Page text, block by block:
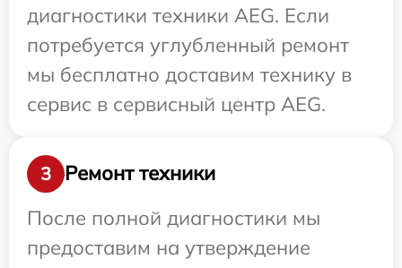
диагностики техники AEG. Если
потребуется углубленный ремонт
мы бесплатно доставим технику в
сервис в сервисный центр AEG.
3
Ремонт техники
После полной диагностики мы
предоставим на утверждение